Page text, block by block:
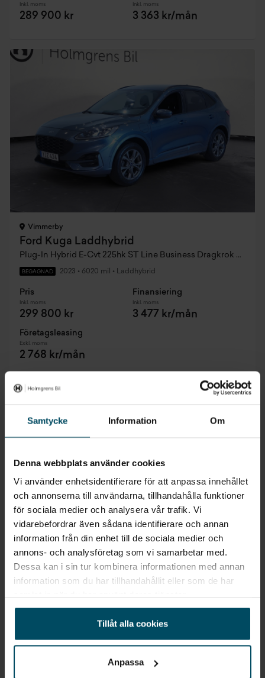
Samtycke Information Om
Denna webbplats använder cookies
Vi använder enhetsidentifierare för att anpassa innehållet
och annonserna till användarna, tillhandahålla funktioner
för sociala medier och analysera vår trafik. Vi
vidarebefordrar även sådana identifierare och annan
information från din enhet till de sociala medier och
annons- och analysföretag som vi samarbetar med.
Dessa kan i sin tur kombinera informationen med annan
information som du har tillhandahållit eller som de har
Tillåt alla cookies
Anpassa
Inkl. moms
289 900 kr
Inkl. moms
3 363 kr/mån
Vimmerby
Ford Kuga Laddhybrid
Plug-In Hybrid E-Cvt 225hk ST Line Business Dragkrok Backkamera
BEGAGNAD 2023 • 6020 mil • Laddhybrid
Pris
Inkl. moms
299 800 kr
Finansiering
Inkl. moms
3 477 kr/mån
Företagsleasing
Exkl. moms
2 768 kr/mån
Växjö
Ford Kuga Laddhybrid
2022 •4637 mil •Laddhybrid
Inkl. moms Inkl. moms